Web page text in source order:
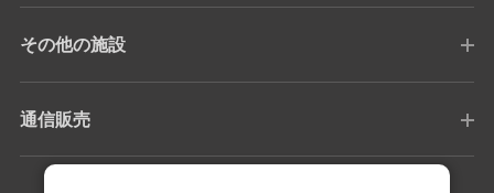
その他の施設
通信販売